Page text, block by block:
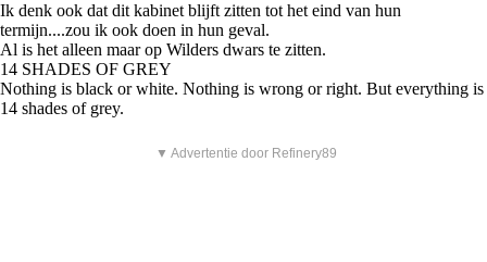
Ik denk ook dat dit kabinet blijft zitten tot het eind van hun
termijn....zou ik ook doen in hun geval.
Al is het alleen maar op Wilders dwars te zitten.
14 SHADES OF GREY
Nothing is black or white. Nothing is wrong or right. But everything is
14 shades of grey.
▼ Advertentie door Refinery89